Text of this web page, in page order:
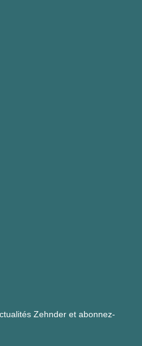
Zehnder et abonnez-